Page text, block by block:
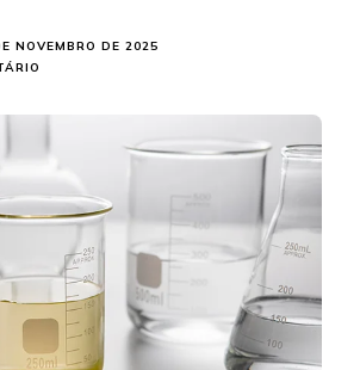
NOVEMBRO DE 2025
BORRACHA
PLÁSTICO
NA
MIX